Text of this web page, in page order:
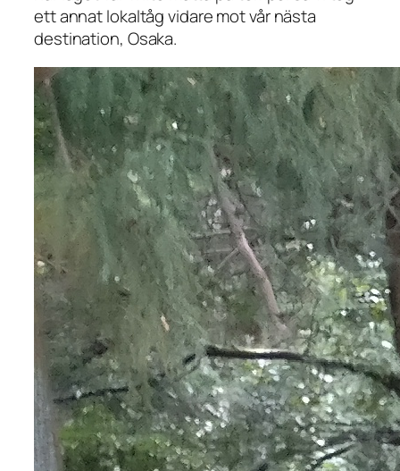
ett annat lokaltåg vidare mot vår nästa
destination, Osaka.